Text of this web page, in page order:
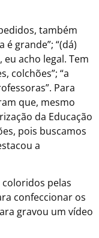
também
é grande”; “(dá)
acho legal. Tem
colchões”; “a
Para
que, mesmo
da Educação
pois buscamos
a
pelas
confeccionar os
gravou um vídeo